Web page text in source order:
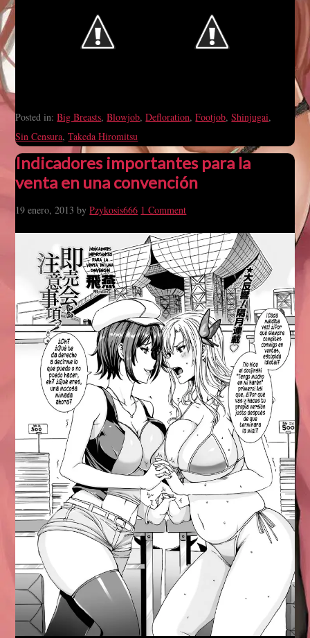
Posted in:Big Breasts,Blowjob,Defloration,Footjob,Shinjugai,
Sin Censura,Takeda Hiromitsu
Indicadores importantes para la
venta en una convención
19 enero, 2013 byPzykosis666 1 Comment